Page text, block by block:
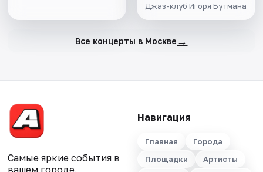
Джаз-клуб Игоря Бутмана
Все концерты в Москве →
Самые яркие события в
Навигация
Главная
Города
Площадки
Артисты